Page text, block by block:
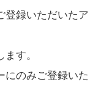
登録いただいたア
す。
にのみご登録いた